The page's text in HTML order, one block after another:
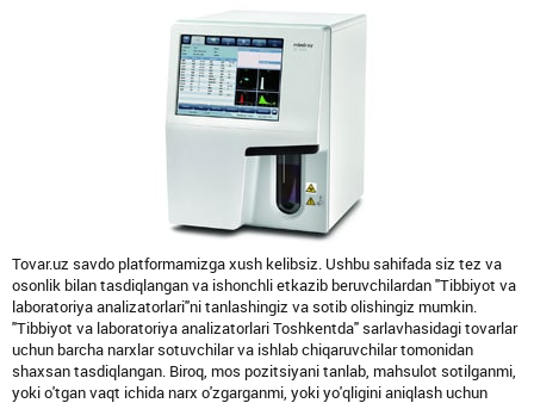
Tovar.uz savdo platformamizga xush kelibsiz. Ushbu sahifada siz tez va
osonlik bilan tasdiqlangan va ishonchli etkazib beruvchilardan "Tibbiyot va
laboratoriya analizatorlari"ni tanlashingiz va sotib olishingiz mumkin.
"Tibbiyot va laboratoriya analizatorlari Toshkentda" sarlavhasidagi tovarlar
uchun barcha narxlar sotuvchilar va ishlab chiqaruvchilar tomonidan
shaxsan tasdiqlangan. Biroq, mos pozitsiyani tanlab, mahsulot sotilganmi,
yoki o'tgan vaqt ichida narx o'zgarganmi, yoki yo'qligini aniqlash uchun